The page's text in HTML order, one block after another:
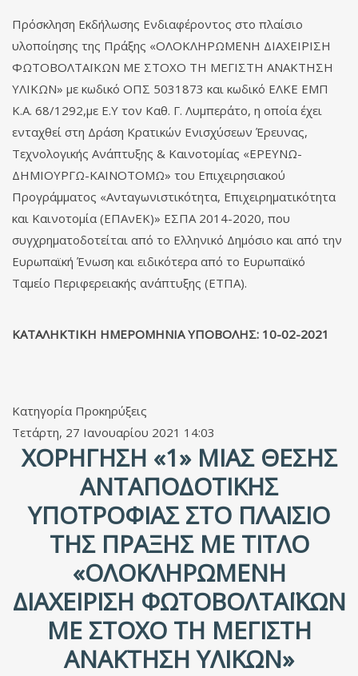
Πρόσκληση Εκδήλωσης Ενδιαφέροντος στο πλαίσιο
υλοποίησης της Πράξης «ΟΛΟΚΛΗΡΩΜΕΝΗ ΔΙΑΧΕΙΡΙΣΗ
ΦΩΤΟΒΟΛΤΑΪΚΩΝ ΜΕ ΣΤΟΧΟ ΤΗ ΜΕΓΙΣΤΗ ΑΝΑΚΤΗΣΗ
ΥΛΙΚΩΝ» με κωδικό ΟΠΣ 5031873 και κωδικό ΕΛΚΕ ΕΜΠ
Κ.Α. 68/1292,με Ε.Υ τον Καθ. Γ. Λυμπεράτο, η οποία έχει
ενταχθεί στη Δράση Κρατικών Ενισχύσεων Έρευνας,
Τεχνολογικής Ανάπτυξης & Καινοτομίας «ΕΡΕΥΝΩ-
ΔΗΜΙΟΥΡΓΩ-ΚΑΙΝΟΤΟΜΩ» του Επιχειρησιακού
Προγράμματος «Ανταγωνιστικότητα, Επιχειρηματικότητα
και Καινοτομία (ΕΠΑνΕΚ)» ΕΣΠΑ 2014-2020, που
συγχρηματοδοτείται από το Ελληνικό Δημόσιο και από την
Ευρωπαϊκή Ένωση και ειδικότερα από το Ευρωπαϊκό
Ταμείο Περιφερειακής ανάπτυξης (ΕΤΠΑ).
ΚΑΤΑΛΗΚΤΙΚΗ ΗΜΕΡΟΜΗΝΙΑ ΥΠΟΒΟΛΗΣ: 10-02-2021
Κατηγορία Προκηρύξεις
Τετάρτη, 27 Ιανουαρίου 2021 14:03
ΧΟΡΉΓΗΣΗ «1» ΜΊΑΣ ΘΈΣΗΣ
ΑΝΤΑΠΟΔΟΤΙΚΉΣ
ΥΠΟΤΡΟΦΊΑΣ ΣΤΟ ΠΛΑΊΣΙΟ
ΤΗΣ ΠΡΆΞΗΣ ΜΕ ΤΊΤΛΟ
«ΟΛΟΚΛΗΡΩΜΕΝΗ
ΔΙΑΧΕΙΡΙΣΗ ΦΩΤΟΒΟΛΤΑΪΚΩΝ
ΜΕ ΣΤΟΧΟ ΤΗ ΜΕΓΙΣΤΗ
ΑΝΑΚΤΗΣΗ ΥΛΙΚΩΝ»